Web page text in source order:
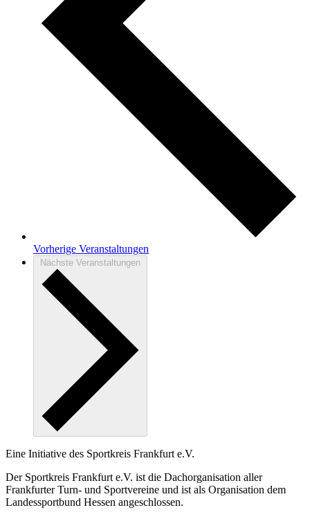
Vorherige Veranstaltungen
Nächste Veranstaltungen
Eine Initiative des Sportkreis Frankfurt e.V.
Der Sportkreis Frankfurt e.V. ist die Dachorganisation aller
Frankfurter Turn- und Sportvereine und ist als Organisation dem
Landessportbund Hessen angeschlossen.